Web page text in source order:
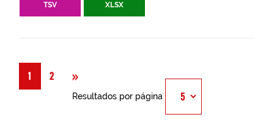
TSV XLSX
1 2 »
Resultados por página